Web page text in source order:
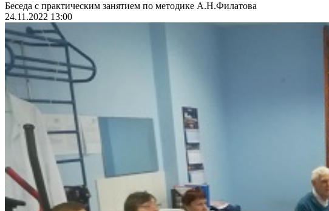
Беседа с практическим занятием по методике А.Н.Филатова
24.11.2022 13:00